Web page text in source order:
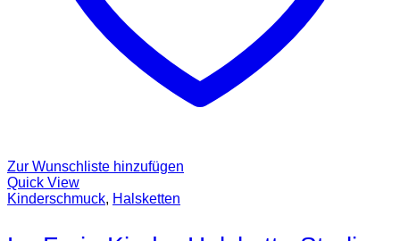
Zur Wunschliste hinzufügen
Quick View
Kinderschmuck, Halsketten